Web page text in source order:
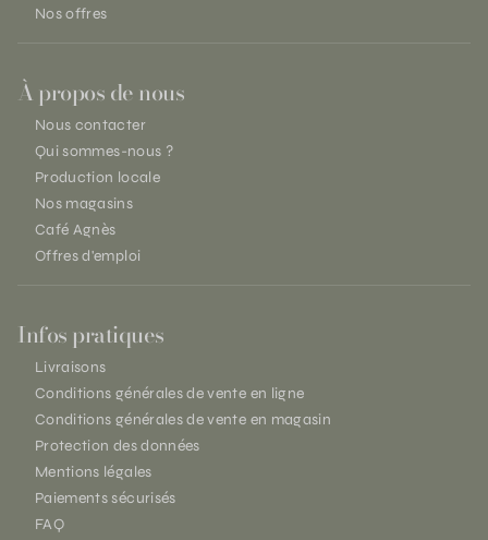
Nos offres
À propos de nous
Nous contacter
Qui sommes-nous ?
Production locale
Nos magasins
Café Agnès
Offres d'emploi
Infos pratiques
Livraisons
Conditions générales de vente en ligne
Conditions générales de vente en magasin
Protection des données
Mentions légales
Paiements sécurisés
FAQ